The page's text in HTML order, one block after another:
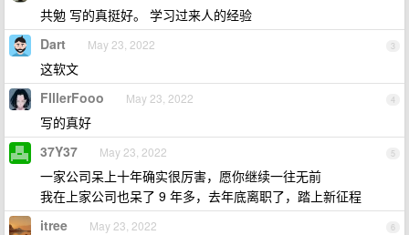
共勉 写的真挺好。 学习过来人的经验
3
Dart May 23, 2022
这软文
4
FIllerFooo May 23, 2022
写的真好
5
37Y37 May 23, 2022
一家公司呆上十年确实很厉害，愿你继续一往无前
我在上家公司也呆了 9 年多，去年底离职了，踏上新征程
6
itree May 23, 2022